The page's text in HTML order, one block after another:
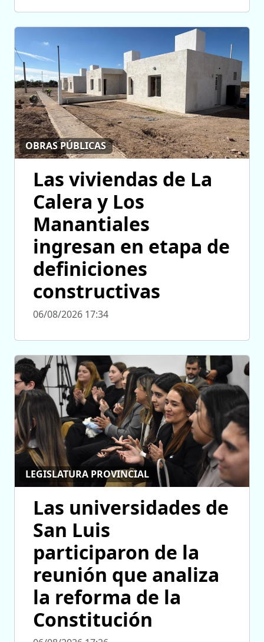
OBRAS PÚBLICAS
Las viviendas de La
Calera y Los
Manantiales
ingresan en etapa de
definiciones
constructivas
06/08/2026 17:34
LEGISLATURA PROVINCIAL
Las universidades de
San Luis
participaron de la
reunión que analiza
la reforma de la
Constitución